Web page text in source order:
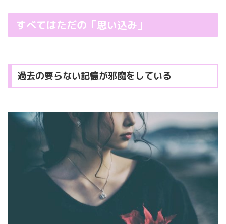
すべてはただの「思い込み」
過去の要らない記憶が邪魔をしている